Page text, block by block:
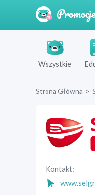
Wszystkie
Strona Główna >
Kontakt: